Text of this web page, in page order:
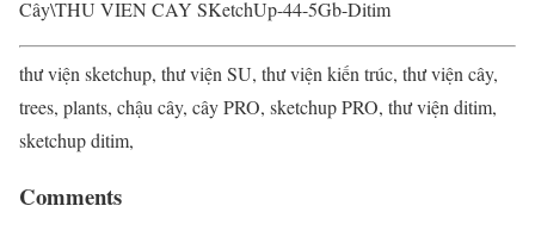
Cây\THU VIEN CAY SKetchUp-44-5Gb-Ditim
thư viện sketchup, thư viện SU, thư viện kiến trúc, thư viện cây,
trees, plants, chậu cây, cây PRO, sketchup PRO, thư viện ditim,
sketchup ditim,
Comments